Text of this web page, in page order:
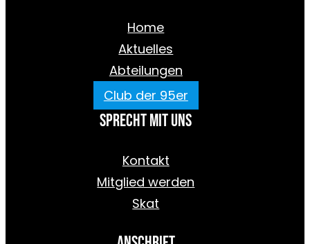
Home
Aktuelles
Abteilungen
Club der 95er
Sprecht mit uns
Kontakt
Mitglied werden
Skat